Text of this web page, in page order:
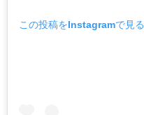
この投稿をInstagramで見る